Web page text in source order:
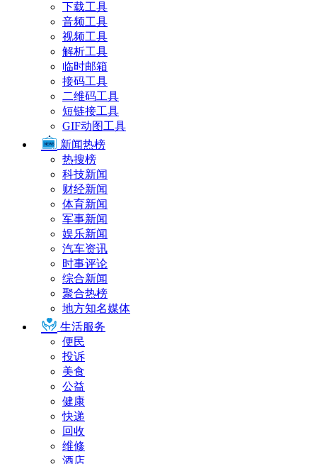
下载工具
音频工具
视频工具
解析工具
临时邮箱
接码工具
二维码工具
短链接工具
GIF动图工具
新闻热榜
热搜榜
科技新闻
财经新闻
体育新闻
军事新闻
娱乐新闻
汽车资讯
时事评论
综合新闻
聚合热榜
地方知名媒体
生活服务
便民
投诉
美食
公益
健康
快递
回收
维修
酒店